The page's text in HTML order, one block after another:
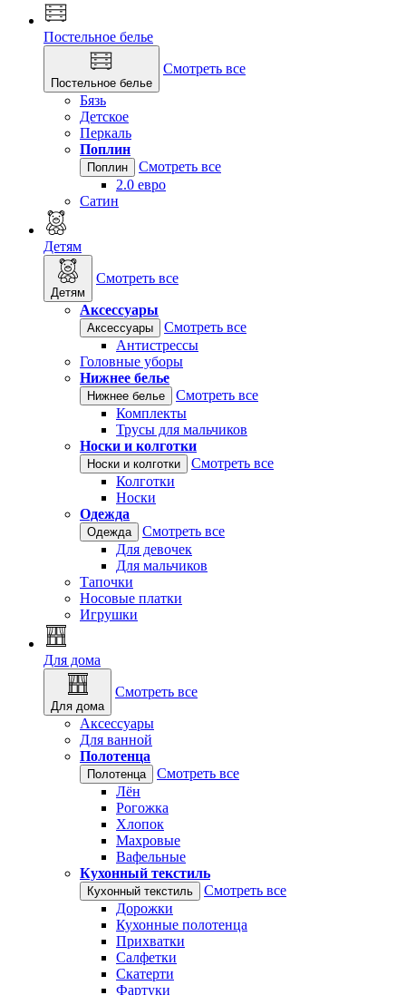
Постельное белье
Постельное белье
Смотреть все
Бязь
Детское
Перкаль
Поплин
Поплин
Смотреть все
2.0 евро
Сатин
Детям
Детям
Смотреть все
Аксессуары
Аксессуары
Смотреть все
Антистрессы
Головные уборы
Нижнее белье
Нижнее белье
Смотреть все
Комплекты
Трусы для мальчиков
Носки и колготки
Носки и колготки
Смотреть все
Колготки
Носки
Одежда
Одежда
Смотреть все
Для девочек
Для мальчиков
Тапочки
Носовые платки
Игрушки
Для дома
Для дома
Смотреть все
Аксессуары
Для ванной
Полотенца
Полотенца
Смотреть все
Лён
Рогожка
Хлопок
Махровые
Вафельные
Кухонный текстиль
Кухонный текстиль
Смотреть все
Дорожки
Кухонные полотенца
Прихватки
Салфетки
Скатерти
Фартуки